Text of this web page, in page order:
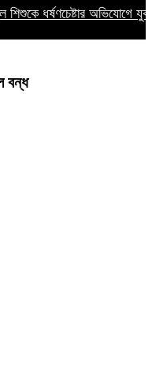
শিশুকে ধর্ষণচেষ্টার অভিযোগে
বন্ধ